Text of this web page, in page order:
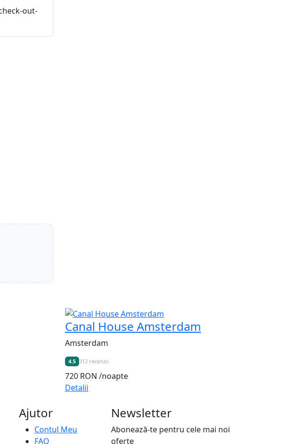
out-
Canal House Amsterdam
Amsterdam
4.5 312 recenzii
720 RON /noapte
Detalii
Ajutor
Contul Meu
FAQ
Newsletter
Abonează-te pentru cele mai noi
oferte